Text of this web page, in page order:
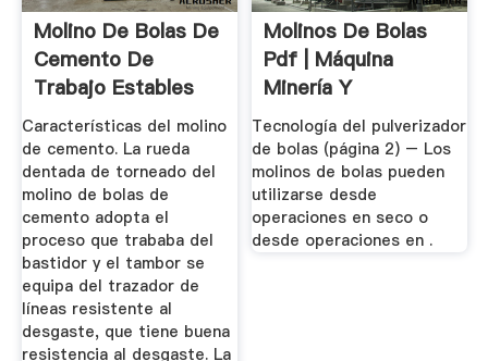
Molino De Bolas De
Cemento De
Trabajo Estables
Características del molino
de cemento. La rueda
dentada de torneado del
molino de bolas de
cemento adopta el
proceso que trababa del
bastidor y el tambor se
equipa del trazador de
líneas resistente al
desgaste, que tiene buena
resistencia al desgaste. La
Molinos De Bolas
Pdf | Máquina
Minería Y
Construcción
Tecnología del pulverizador
de bolas (página 2) – Los
molinos de bolas pueden
utilizarse desde
operaciones en seco o
desde operaciones en .